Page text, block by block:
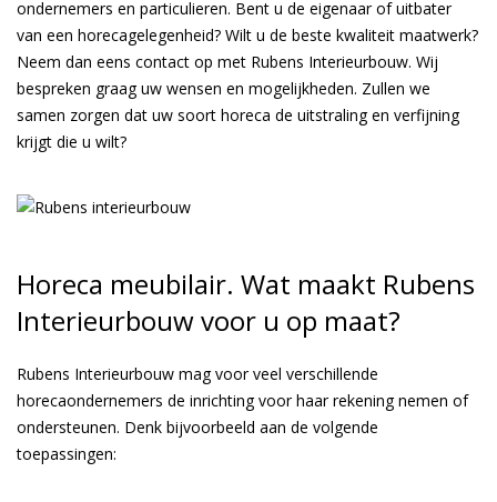
ondernemers en particulieren. Bent u de eigenaar of uitbater
van een horecagelegenheid? Wilt u de beste kwaliteit maatwerk?
Neem dan eens contact op met Rubens Interieurbouw. Wij
bespreken graag uw wensen en mogelijkheden. Zullen we
samen zorgen dat uw soort horeca de uitstraling en verfijning
krijgt die u wilt?
Horeca meubilair. Wat maakt Rubens
Interieurbouw voor u op maat?
Rubens Interieurbouw mag voor veel verschillende
horecaondernemers de inrichting voor haar rekening nemen of
ondersteunen. Denk bijvoorbeeld aan de volgende
toepassingen: